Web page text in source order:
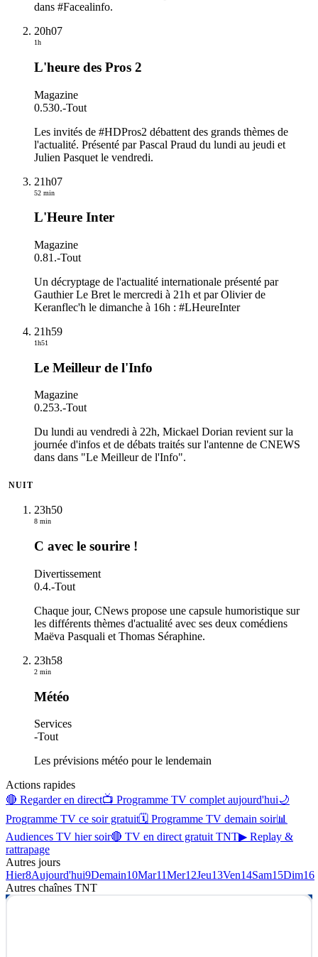
dans #Facealinfo.
20h07
1h
L'heure des Pros 2
Magazine
0.530.-Tout
Les invités de #HDPros2 débattent des grands thèmes de
l'actualité. Présenté par Pascal Praud du lundi au jeudi et
Julien Pasquet le vendredi.
21h07
52 min
L'Heure Inter
Magazine
0.81.-Tout
Un décryptage de l'actualité internationale présenté par
Gauthier Le Bret le mercredi à 21h et par Olivier de
Keranflec'h le dimanche à 16h : #LHeureInter
21h59
1h51
Le Meilleur de l'Info
Magazine
0.253.-Tout
Du lundi au vendredi à 22h, Mickael Dorian revient sur la
journée d'infos et de débats traités sur l'antenne de CNEWS
dans dans "Le Meilleur de l'Info".
NUIT
23h50
8 min
C avec le sourire !
Divertissement
0.4.-Tout
Chaque jour, CNews propose une capsule humoristique sur
les différents thèmes d'actualité avec ses deux comédiens
Maëva Pasquali et Thomas Séraphine.
23h58
2 min
Météo
Services
-Tout
Les prévisions météo pour le lendemain
Actions rapides
🔴 Regarder en direct📺 Programme TV complet aujourd'hui🌙
Programme TV ce soir gratuit🗓 Programme TV demain soir📊
Audiences TV hier soir🔴 TV en direct gratuit TNT▶ Replay &
rattrapage
Autres jours
Hier8Aujourd'hui9Demain10Mar11Mer12Jeu13Ven14Sam15Dim16
Autres chaînes TNT